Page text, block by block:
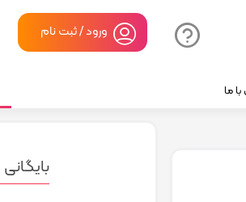
ورود / ثبت نام
ما
بایگانی